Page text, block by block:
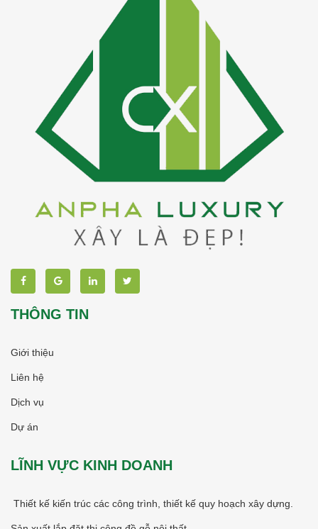
THÔNG TIN
Giới thiệu
Liên hệ
Dịch vụ
Dự án
LĨNH VỰC KINH DOANH
Thiết kế kiến trúc các công trình, thiết kế quy hoạch xây dựng.